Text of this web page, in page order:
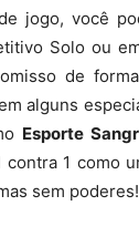
jogo, você
Solo ou
de
alguns
Esporte
contra 1 como
sem poderes!